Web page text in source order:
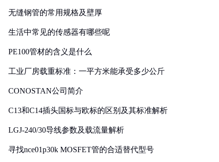
无缝钢管的常用规格及壁厚
生活中常见的传感器有哪些呢
PE100管材的含义是什么
工业厂房载重标准：一平方米能承受多少公斤
CONOSTAN公司简介
C13和C14插头国标与欧标的区别及其标准解析
LGJ-240/30导线参数及载流量解析
寻找nce01p30k MOSFET管的合适替代型号